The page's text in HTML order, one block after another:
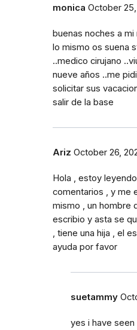
monica October 25,
buenas noches a
lo mismo os suena
..medico cirujano
nueve años ..me
solicitar sus
salir de la base
Ariz October 26,
Hola , estoy
comentarios , y me
mismo , un hombre
escribio y asta se
, tiene una hija , el
ayuda por favor
suetammy
yes i have seen